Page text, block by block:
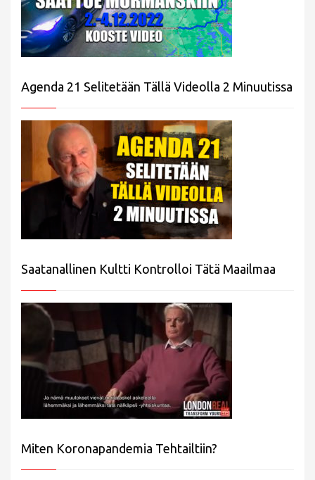
Agenda 21 Selitetään Tällä Videolla 2 Minuutissa
Saatanallinen Kultti Kontrolloi Tätä Maailmaa
Miten Koronapandemia Tehtailtiin?